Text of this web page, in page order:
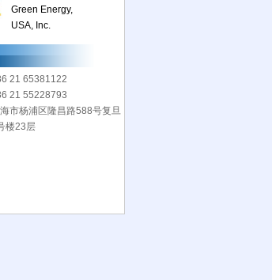
Green Energy,
USA, Inc.
21 65381122
21 55228793
市杨浦区隆昌路588号复旦
楼23层